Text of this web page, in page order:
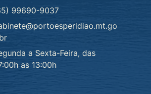
99690-9037
a Sexta-Feira, das
as 13:00h